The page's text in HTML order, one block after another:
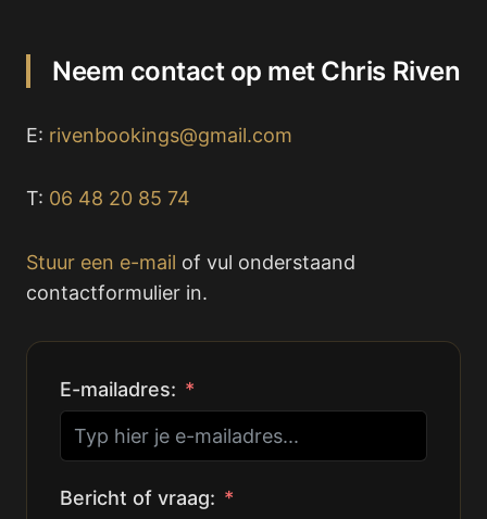
Neem contact op met Chris Riven
E: rivenbookings@gmail.com
T: 06 48 20 85 74
Stuur een e-mail of vul onderstaand
contactformulier in.
E-mailadres:
Bericht of vraag: